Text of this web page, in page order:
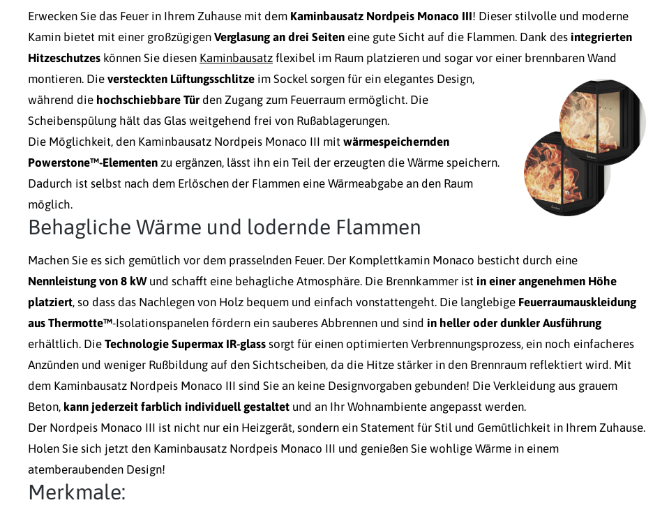
Erwecken Sie das Feuer in Ihrem Zuhause mit dem Kaminbausatz Nordpeis Monaco III! Dieser stilvolle und moderne
Kamin bietet mit einer großzügigen Verglasung an drei Seiten eine gute Sicht auf die Flammen. Dank des integrierten
Hitzeschutzes können Sie diesen Kaminbausatz flexibel im Raum platzieren und sogar vor einer brennbaren Wand
montieren. Die versteckten Lüftungsschlitze im Sockel sorgen für ein elegantes Design,
während die hochschiebbare Tür den Zugang zum Feuerraum ermöglicht. Die
Scheibenspülung hält das Glas weitgehend frei von Rußablagerungen.
Die Möglichkeit, den Kaminbausatz Nordpeis Monaco III mit wärmespeichernden
Powerstone™-Elementen zu ergänzen, lässt ihn ein Teil der erzeugten die Wärme speichern.
Dadurch ist selbst nach dem Erlöschen der Flammen eine Wärmeabgabe an den Raum
möglich.
Behagliche Wärme und lodernde Flammen
Machen Sie es sich gemütlich vor dem prasselnden Feuer. Der Komplettkamin Monaco besticht durch eine
Nennleistung von 8 kWund schafft eine behagliche Atmosphäre. Die Brennkammer ist in einer angenehmen Höhe
platziert, so dass das Nachlegen von Holz bequem und einfach vonstattengeht. Die langlebige Feuerraumauskleidung
aus Thermotte™-Isolationspanelen fördern ein sauberes Abbrennen und sind in heller oder dunkler Ausführung
erhältlich. Die Technologie Supermax IR-glass sorgt für einen optimierten Verbrennungsprozess, ein noch einfacheres
Anzünden und weniger Rußbildung auf den Sichtscheiben, da die Hitze stärker in den Brennraum reflektiert wird. Mit
dem Kaminbausatz Nordpeis Monaco III sind Sie an keine Designvorgaben gebunden! Die Verkleidung aus grauem
Beton, kann jederzeit farblich individuell gestaltet und an Ihr Wohnambiente angepasst werden.
Der Nordpeis Monaco III ist nicht nur ein Heizgerät, sondern ein Statement für Stil und Gemütlichkeit in Ihrem Zuhause.
Holen Sie sich jetzt den Kaminbausatz Nordpeis Monaco III und genießen Sie wohlige Wärme in einem
atemberaubenden Design!
Merkmale: